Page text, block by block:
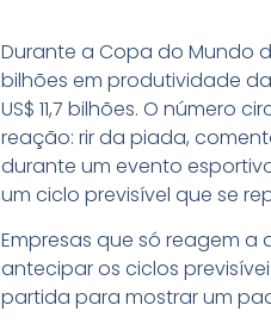
Durante a Copa do Mundo
bilhões em produtividade
US$ 11,7 bilhões. O número
reação: rir da piada,
durante um evento
um ciclo previsível que se
Empresas que só reagem
antecipar os ciclos
partida para mostrar um